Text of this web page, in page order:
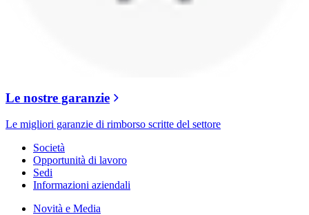
Le nostre garanzie
Le migliori garanzie di rimborso scritte del settore
Società
Opportunità di lavoro
Sedi
Informazioni aziendali
Novità e Media